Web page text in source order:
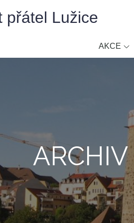
přátel Lužice
AKCE
ARCHIV